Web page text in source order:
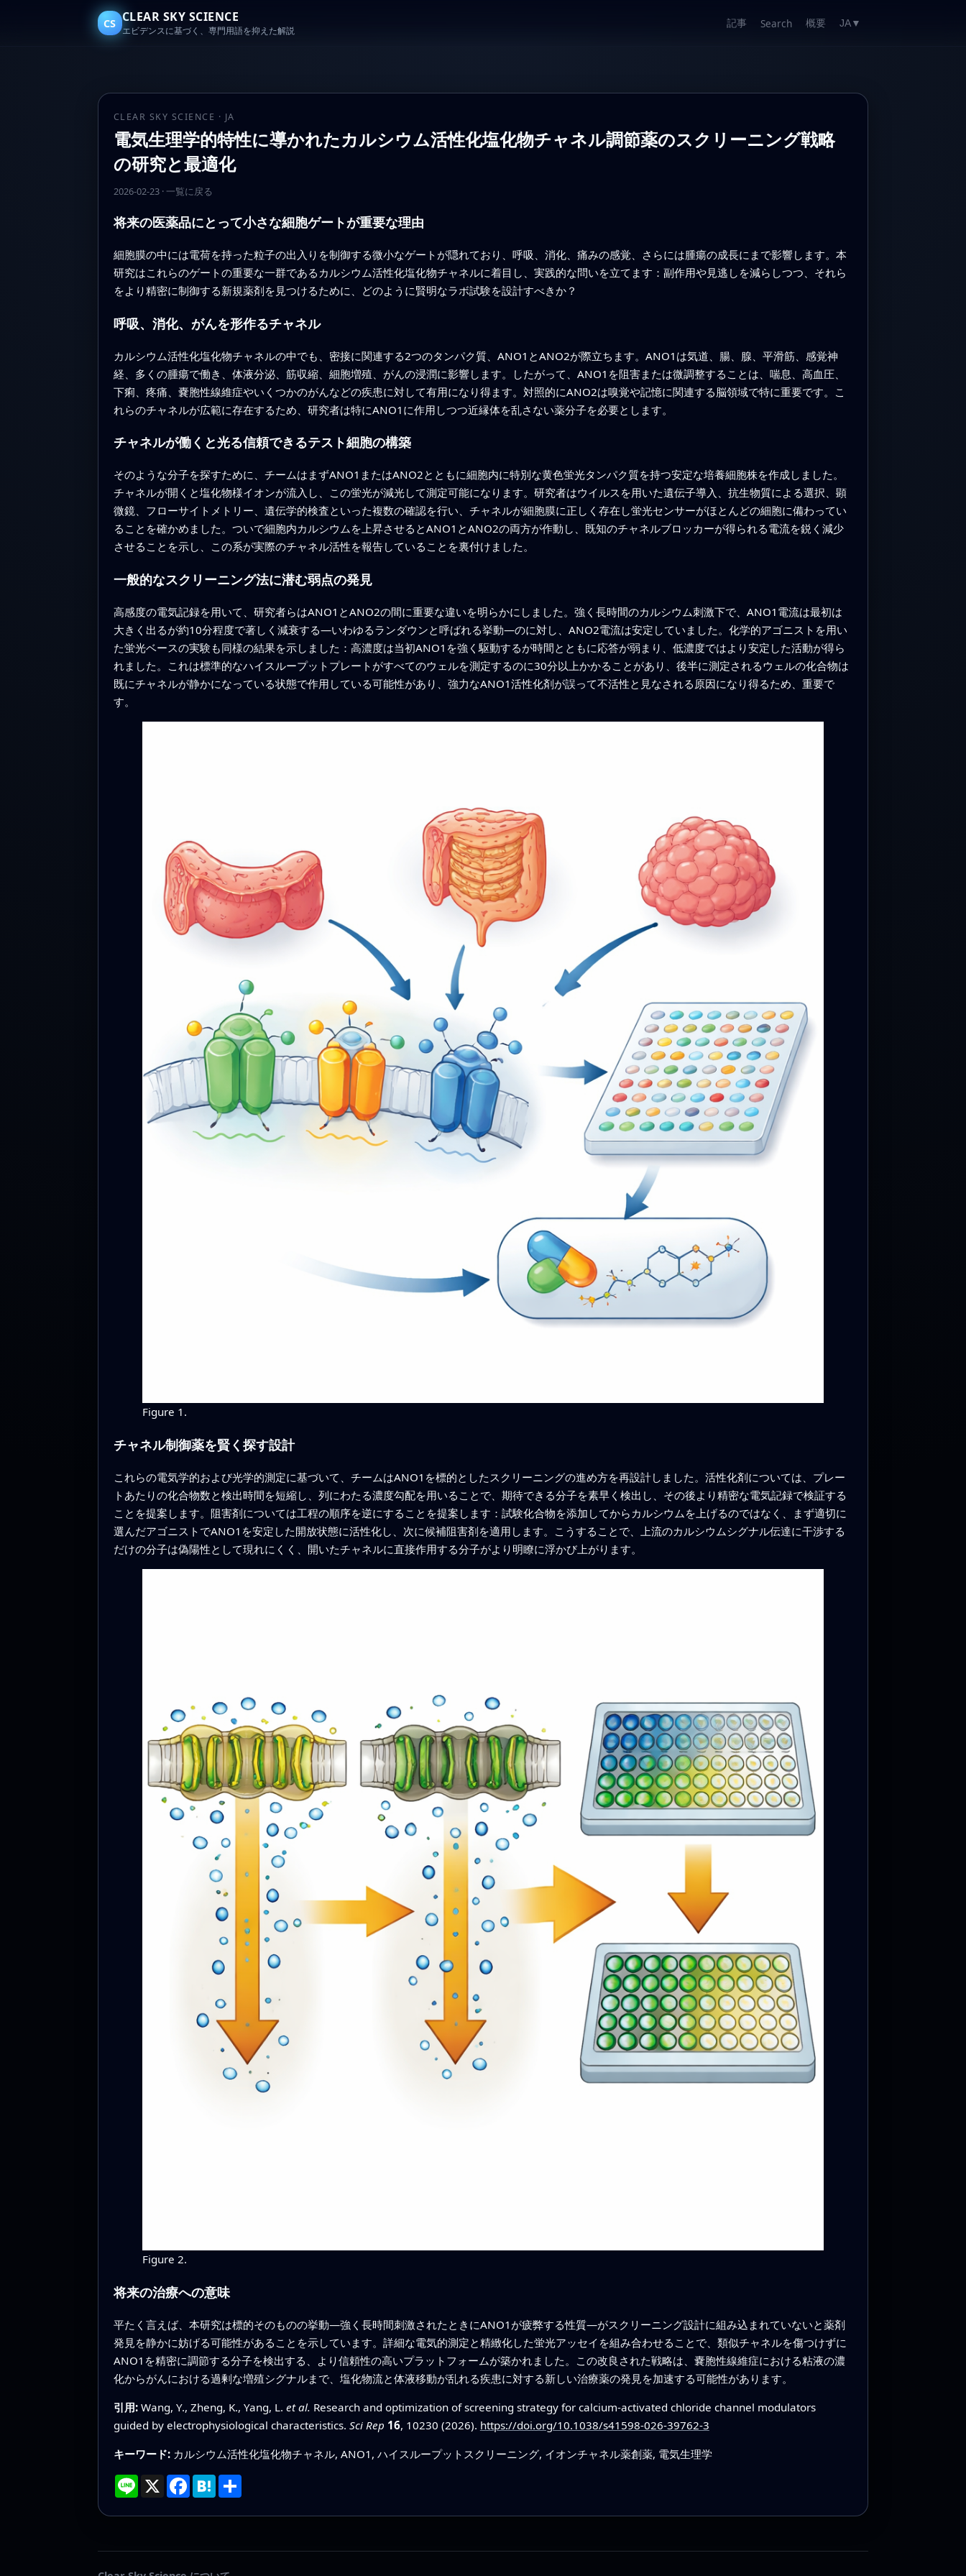
CS CLEAR SKY SCIENCE
エビデンスに基づく、専門用語を抑えた解説
記事 Search 概要 JA ▼
CLEAR SKY SCIENCE · JA
電気生理学的特性に導かれたカルシウム活性化塩化物チャネル調節薬のスクリーニング戦略
の研究と最適化
2026-02-23· 一覧に戻る
将来の医薬品にとって小さな細胞ゲートが重要な理由
細胞膜の中には電荷を持った粒子の出入りを制御する微小なゲートが隠れており、呼吸、消化、痛みの感覚、さらには腫瘍の成長にまで影響します。本
研究はこれらのゲートの重要な一群であるカルシウム活性化塩化物チャネルに着目し、実践的な問いを立てます：副作用や見逃しを減らしつつ、それら
をより精密に制御する新規薬剤を見つけるために、どのように賢明なラボ試験を設計すべきか？
呼吸、消化、がんを形作るチャネル
カルシウム活性化塩化物チャネルの中でも、密接に関連する2つのタンパク質、ANO1とANO2が際立ちます。ANO1は気道、腸、腺、平滑筋、感覚神
経、多くの腫瘍で働き、体液分泌、筋収縮、細胞増殖、がんの浸潤に影響します。したがって、ANO1を阻害または微調整することは、喘息、高血圧、
下痢、疼痛、嚢胞性線維症やいくつかのがんなどの疾患に対して有用になり得ます。対照的にANO2は嗅覚や記憶に関連する脳領域で特に重要です。こ
れらのチャネルが広範に存在するため、研究者は特にANO1に作用しつつ近縁体を乱さない薬分子を必要とします。
チャネルが働くと光る信頼できるテスト細胞の構築
そのような分子を探すために、チームはまずANO1またはANO2とともに細胞内に特別な黄色蛍光タンパク質を持つ安定な培養細胞株を作成しました。
チャネルが開くと塩化物様イオンが流入し、この蛍光が減光して測定可能になります。研究者はウイルスを用いた遺伝子導入、抗生物質による選択、顕
微鏡、フローサイトメトリー、遺伝学的検査といった複数の確認を行い、チャネルが細胞膜に正しく存在し蛍光センサーがほとんどの細胞に備わってい
ることを確かめました。ついで細胞内カルシウムを上昇させるとANO1とANO2の両方が作動し、既知のチャネルブロッカーが得られる電流を鋭く減少
させることを示し、この系が実際のチャネル活性を報告していることを裏付けました。
一般的なスクリーニング法に潜む弱点の発見
高感度の電気記録を用いて、研究者らはANO1とANO2の間に重要な違いを明らかにしました。強く長時間のカルシウム刺激下で、ANO1電流は最初は
大きく出るが約10分程度で著しく減衰する—いわゆるランダウンと呼ばれる挙動—のに対し、ANO2電流は安定していました。化学的アゴニストを用い
た蛍光ベースの実験も同様の結果を示しました：高濃度は当初ANO1を強く駆動するが時間とともに応答が弱まり、低濃度ではより安定した活動が得ら
れました。これは標準的なハイスループットプレートがすべてのウェルを測定するのに30分以上かかることがあり、後半に測定されるウェルの化合物は
既にチャネルが静かになっている状態で作用している可能性があり、強力なANO1活性化剤が誤って不活性と見なされる原因になり得るため、重要で
す。
Figure 1.
チャネル制御薬を賢く探す設計
これらの電気学的および光学的測定に基づいて、チームはANO1を標的としたスクリーニングの進め方を再設計しました。活性化剤については、プレー
トあたりの化合物数と検出時間を短縮し、列にわたる濃度勾配を用いることで、期待できる分子を素早く検出し、その後より精密な電気記録で検証する
ことを提案します。阻害剤については工程の順序を逆にすることを提案します：試験化合物を添加してからカルシウムを上げるのではなく、まず適切に
選んだアゴニストでANO1を安定した開放状態に活性化し、次に候補阻害剤を適用します。こうすることで、上流のカルシウムシグナル伝達に干渉する
だけの分子は偽陽性として現れにくく、開いたチャネルに直接作用する分子がより明瞭に浮かび上がります。
Figure 2.
将来の治療への意味
平たく言えば、本研究は標的そのものの挙動—強く長時間刺激されたときにANO1が疲弊する性質—がスクリーニング設計に組み込まれていないと薬剤
発見を静かに妨げる可能性があることを示しています。詳細な電気的測定と精緻化した蛍光アッセイを組み合わせることで、類似チャネルを傷つけずに
ANO1を精密に調節する分子を検出する、より信頼性の高いプラットフォームが築かれました。この改良された戦略は、嚢胞性線維症における粘液の濃
化からがんにおける過剰な増殖シグナルまで、塩化物流と体液移動が乱れる疾患に対する新しい治療薬の発見を加速する可能性があります。
引用: Wang, Y., Zheng, K., Yang, L. et al. Research and optimization of screening strategy for calcium-activated chloride channel modulators
guided by electrophysiological characteristics. Sci Rep 16, 10230 (2026). https://doi.org/10.1038/s41598-026-39762-3
キーワード: カルシウム活性化塩化物チャネル, ANO1, ハイスループットスクリーニング, イオンチャネル薬創薬, 電気生理学
Line X Facebook
Hatena
共
有